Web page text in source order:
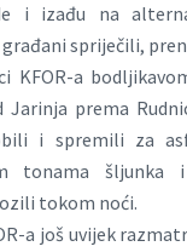
i izađu na
spriječili,
KFOR-a
prema
i spremili za
tonama šljunka
tokom noći.
a još uvijek